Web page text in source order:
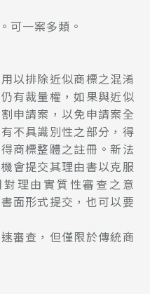
可一案多類。
以排除近似商標之混淆
有裁量權，如果與近似
申請案，以免申請案全
不具識別性之部分，得
商標整體之註冊。新法
會提交其理由書以克服
理由實質性審查之意
面形式提交，也可以要
審查，但僅限於傳統商